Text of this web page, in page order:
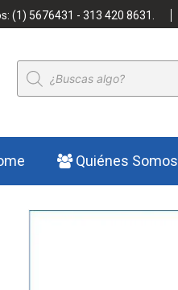
(1) 5676431 - 313 420 8631.
Búsqueda
de
productos
Quiénes Somos